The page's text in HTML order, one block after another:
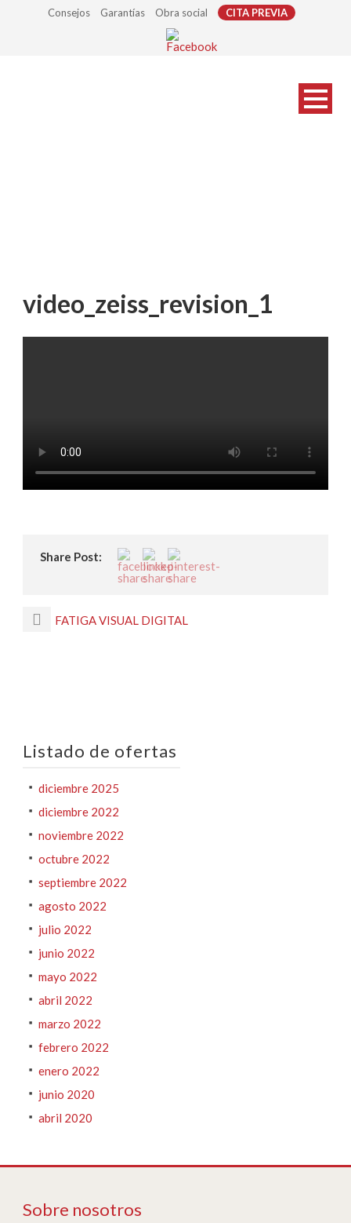
Consejos Garantías Obra social CITA PREVIA
video_zeiss_revision_1
Share Post:
FATIGA VISUAL DIGITAL
Listado de ofertas
diciembre 2025
diciembre 2022
noviembre 2022
octubre 2022
septiembre 2022
agosto 2022
julio 2022
junio 2022
mayo 2022
abril 2022
marzo 2022
febrero 2022
enero 2022
junio 2020
abril 2020
Sobre nosotros